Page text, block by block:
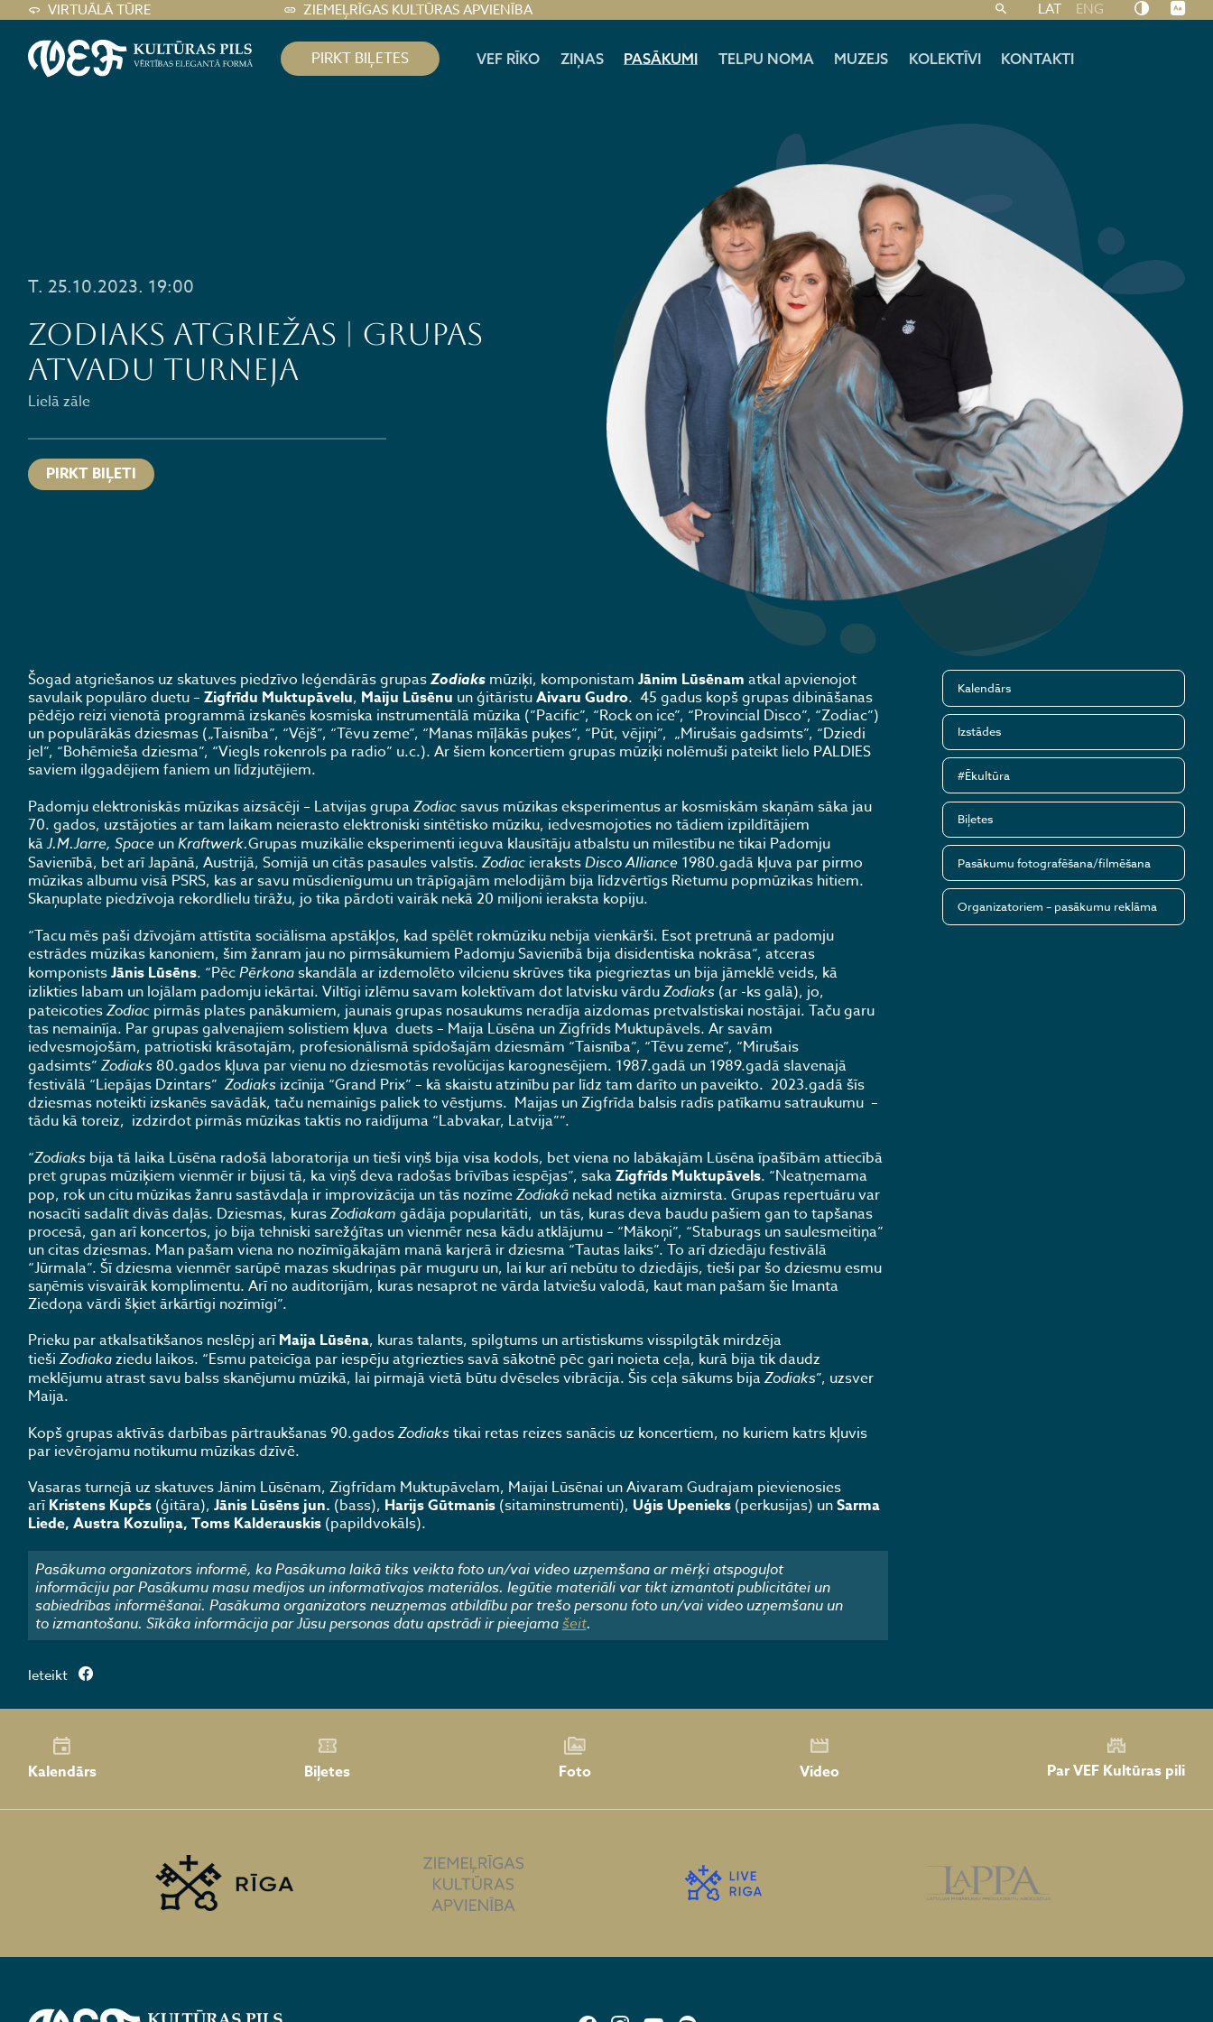
VIRTUĀLĀ TŪRE ZIEMEĻRĪGAS KULTŪRAS APVIENĪBA LAT ENG
PIRKT BIĻETES VEF RĪKO ZIŅAS PASĀKUMI TELPU NOMA MUZEJS KOLEKTĪVI KONTAKTI
T. 25.10.2023. 19:00
ZODIAKS ATGRIEŽAS | grupas
atvadu turneja
Lielā zāle
PIRKT BIĻETI
Šogad atgriešanos uz skatuves piedzīvo leģendārās grupasZodiaks mūziķi, komponistam Jānim Lūsēnam atkal apvienojot
savulaik populāro duetu –Zigfrīdu Muktupāvelu, Maiju Lūsēnu un ģitāristuAivaru Gudro. 45 gadus kopš grupas dibināšanas
pēdējo reizi vienotā programmā izskanēs kosmiska instrumentālā mūzika (”Pacific”, “Rock on ice”, “Provincial Disco”, “Zodiac”)
un populārākās dziesmas („Taisnība”, “Vējš”, “Tēvu zeme”, “Manas mīļākās puķes”, “Pūt, vējiņi”, „Mirušais gadsimts”, “Dziedi
jel”, “Bohēmieša dziesma”, “Viegls rokenrols pa radio” u.c.). Ar šiem koncertiem grupas mūziķi nolēmuši pateikt lielo PALDIES
saviem ilggadējiem faniem un līdzjutējiem.
Padomju elektroniskās mūzikas aizsācēji – Latvijas grupaZodiacsavus mūzikas eksperimentus ar kosmiskām skaņām sāka jau
70. gados, uzstājoties ar tam laikam neierasto elektroniski sintētisko mūziku, iedvesmojoties no tādiem izpildītājiem
kāJ.M.Jarre, SpaceunKraftwerk.Grupas muzikālie eksperimenti ieguva klausītāju atbalstu un mīlestību ne tikai Padomju
Savienībā, bet arī Japānā, Austrijā, Somijā un citās pasaules valstīs.Zodiac ierakstsDisco Alliance1980.gadā kļuva par pirmo
mūzikas albumu visā PSRS, kas ar savu mūsdienīgumu un trāpīgajām melodijām bija līdzvērtīgs Rietumu popmūzikas hitiem.
Skaņuplate piedzīvoja rekordlielu tirāžu, jo tika pārdoti vairāk nekā 20 miljoni ieraksta kopiju.
“Tacu mēs paši dzīvojām attīstīta sociālisma apstākļos, kad spēlēt rokmūziku nebija vienkārši. Esot pretrunā ar padomju
estrādes mūzikas kanoniem, šim žanram jau no pirmsākumiem Padomju Savienībā bija disidentiska nokrāsa”, atceras
komponistsJānis Lūsēns. “PēcPērkonaskandāla ar izdemolēto vilcienu skrūves tika piegrieztas un bija jāmeklē veids, kā
izlikties labam un lojālam padomju iekārtai. Viltīgi izlēmu savam kolektīvam dot latvisku vārduZodiaks (ar -ks galā), jo,
pateicotiesZodiac pirmās plates panākumiem, jaunais grupas nosaukums neradīja aizdomas pretvalstiskai nostājai. Taču garu
tas nemainīja. Par grupas galvenajiem solistiem kļuva duets – Maija Lūsēna un Zigfrīds Muktupāvels. Ar savām
iedvesmojošām, patriotiski krāsotajām, profesionālismā spīdošajām dziesmām “Taisnība”, “Tēvu zeme”, “Mirušais
gadsimts”Zodiaks 80.gados kļuva par vienu no dziesmotās revolūcijas karognesējiem. 1987.gadā un 1989.gadā slavenajā
festivālā “Liepājas Dzintars”Zodiaks izcīnija “Grand Prix” – kā skaistu atzinību par līdz tam darīto un paveikto. 2023.gadā šīs
dziesmas noteikti izskanēs savādāk, taču nemainīgs paliek to vēstjums. Maijas un Zigfrīda balsis radīs patīkamu satraukumu –
tādu kā toreiz, izdzirdot pirmās mūzikas taktis no raidījuma “Labvakar, Latvija””.
“Zodiaks bija tā laika Lūsēna radošā laboratorija un tieši viņš bija visa kodols, bet viena no labākajām Lūsēna īpašībām attiecībā
pret grupas mūziķiem vienmēr ir bijusi tā, ka viņš deva radošas brīvības iespējas”, sakaZigfrīds Muktupāvels. “Neatņemama
pop, rok un citu mūzikas žanru sastāvdaļa ir improvizācija un tās nozīmeZodiakā nekad netika aizmirsta. Grupas repertuāru var
nosacīti sadalīt divās daļās. Dziesmas, kurasZodiakam gādāja popularitāti, un tās, kuras deva baudu pašiem gan to tapšanas
procesā, gan arī koncertos, jo bija tehniski sarežģītas un vienmēr nesa kādu atklājumu – “Mākoņi”, “Staburags un saulesmeitiņa”
un citas dziesmas. Man pašam viena no nozīmīgākajām manā karjerā ir dziesma “Tautas laiks”. To arī dziedāju festivālā
“Jūrmala”. Šī dziesma vienmēr sarūpē mazas skudriņas pār muguru un, lai kur arī nebūtu to dziedājis, tieši par šo dziesmu esmu
saņēmis visvairāk komplimentu. Arī no auditorijām, kuras nesaprot ne vārda latviešu valodā, kaut man pašam šie Imanta
Ziedoņa vārdi šķiet ārkārtīgi nozīmīgi”.
Prieku par atkalsatikšanos neslēpj arīMaija Lūsēna, kuras talants, spilgtums un artistiskums visspilgtāk mirdzēja
tiešiZodiakaziedu laikos. “Esmu pateicīga par iespēju atgriezties savā sākotnē pēc gari noieta ceļa, kurā bija tik daudz
meklējumu atrast savu balss skanējumu mūzikā, lai pirmajā vietā būtu dvēseles vibrācija. Šis ceļa sākums bijaZodiaks”, uzsver
Maija.
Kopš grupas aktīvās darbības pārtraukšanas 90.gadosZodiaks tikai retas reizes sanācis uz koncertiem, no kuriem katrs kļuvis
par ievērojamu notikumu mūzikas dzīvē.
Vasaras turnejā uz skatuves Jānim Lūsēnam, Zigfrīdam Muktupāvelam, Maijai Lūsēnai un Aivaram Gudrajam pievienosies
arīKristens Kupčs(ģitāra), Jānis Lūsēns jun. (bass), Harijs Gūtmanis(sitaminstrumenti), Uģis Upenieks (perkusijas) unSarma
Liede, Austra Kozuliņa, Toms Kalderauskis(papildvokāls).
Pasākuma organizators informē, ka Pasākuma laikā tiks veikta foto un/vai video uzņemšana ar mērķi atspoguļot
informāciju par Pasākumu masu medijos un informatīvajos materiālos. Iegūtie materiāli var tikt izmantoti publicitātei un
sabiedrības informēšanai. Pasākuma organizators neuzņemas atbildību par trešo personu foto un/vai video uzņemšanu un
to izmantošanu. Sīkāka informācija par Jūsu personas datu apstrādi ir pieejamašeit.
Kalendārs
Izstādes
#Ēkultūra
Biļetes
Pasākumu fotografēšana/filmēšana
Organizatoriem – pasākumu reklāma
Ieteikt
Kalendārs Biļetes Foto Video Par VEF Kultūras pili